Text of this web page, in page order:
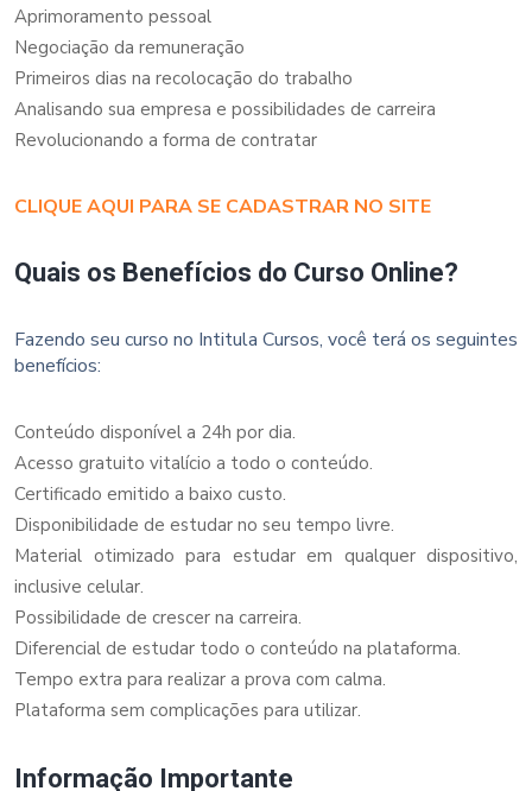
Aprimoramento pessoal
Negociação da remuneração
Primeiros dias na recolocação do trabalho
Analisando sua empresa e possibilidades de carreira
Revolucionando a forma de contratar
CLIQUE AQUI PARA SE CADASTRAR NO SITE
Quais os Benefícios do Curso Online?
Fazendo seu curso no Intitula Cursos, você terá os seguintes
benefícios:
Conteúdo disponível a 24h por dia.
Acesso gratuito vitalício a todo o conteúdo.
Certificado emitido a baixo custo.
Disponibilidade de estudar no seu tempo livre.
Material otimizado para estudar em qualquer dispositivo,
inclusive celular.
Possibilidade de crescer na carreira.
Diferencial de estudar todo o conteúdo na plataforma.
Tempo extra para realizar a prova com calma.
Plataforma sem complicações para utilizar.
Informação Importante